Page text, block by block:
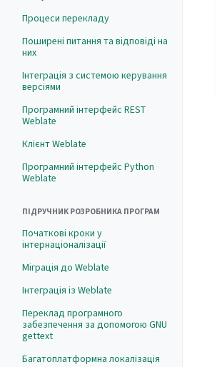
Процеси перекладу
Поширені питання та відповіді на
них
Інтеграція з системою керування
версіями
Програмний інтерфейс REST
Weblate
Клієнт Weblate
Програмний інтерфейс Python
Weblate
ПІДРУЧНИК РОЗРОБНИКА ПРОГРАМ
Початкові кроки у
інтернаціоналізації
Міграція до Weblate
Інтеграція із Weblate
Переклад програмного
забезпечення за допомогою GNU
gettext
Багатоплатформна локалізація